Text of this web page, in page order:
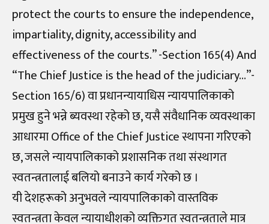
protect the courts to ensure the independence,
impartiality, dignity, accessibility and
effectiveness of the courts.” -Section 165(4) And
“The Chief Justice is the head of the judiciary…”-
Section 165/6) वा प्रधानन्यायाधिस न्यायपालिकाको
प्रमुख हुने भन्ने ब्यवस्था रहेको छ, यसै संवैधानिक व्यवस्थाका
आधारमा Office of the Chief Justice स्थापना गरिएको
छ, जसले न्यायपालिकाको प्रशासनिक तथा संस्थागत
स्वतन्त्रतालाई बलियो बनाउने कार्य गरेको छ ।
यी देशहरूको अनुभवले न्यायपालिकाको वास्तविक
स्वतन्त्रता केवल न्यायाधीशको व्यक्तिगत स्वतन्त्रताले मात्र